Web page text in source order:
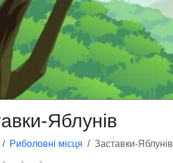
Яблунів
Риболовні місця Заставки-Яблунів